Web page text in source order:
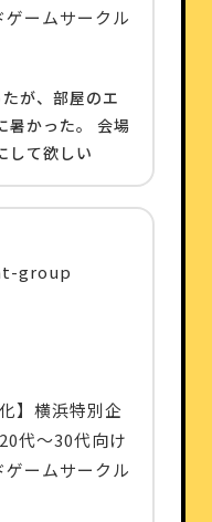
ームサークル
が、部屋のエ
暑かった。 会場
して欲しい
group
】横浜特別企
代〜30代向け
ームサークル